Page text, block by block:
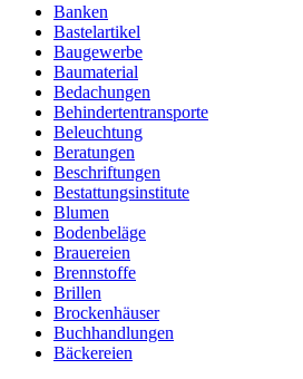
Banken
Bastelartikel
Baugewerbe
Baumaterial
Bedachungen
Behindertentransporte
Beleuchtung
Beratungen
Beschriftungen
Bestattungsinstitute
Blumen
Bodenbeläge
Brauereien
Brennstoffe
Brillen
Brockenhäuser
Buchhandlungen
Bäckereien